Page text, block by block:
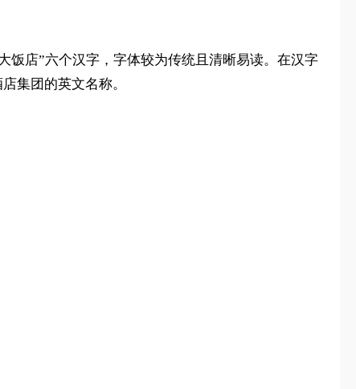
饭店”六个汉字，字体较为传统且清晰易读。在汉字
集团的英文名称。